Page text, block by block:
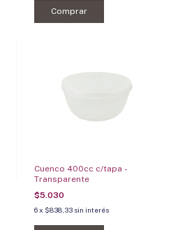
Comprar
Cuenco 400cc c/tapa -
Transparente
$5.030
6 x $838,33 sin interés